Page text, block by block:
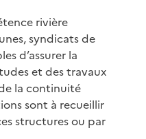
rivière
syndicats de
d’assurer la
et des travaux
la continuité
sont à recueillir
structures ou par